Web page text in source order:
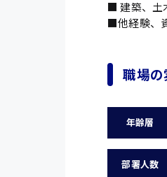
■ 建築、土
■他経験、
職場の
年齢層
部署人数